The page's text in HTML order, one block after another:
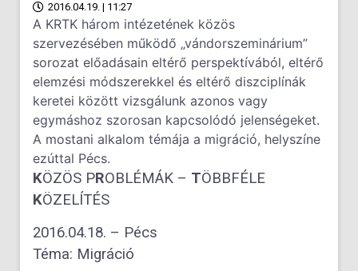
2016.04.19. | 11:27
A KRTK három intézetének közös
szervezésében működő „vándorszeminárium”
sorozat előadásain eltérő perspektívából, eltérő
elemzési módszerekkel és eltérő diszciplínák
keretei között vizsgálunk azonos vagy
egymáshoz szorosan kapcsolódó jelenségeket.
A mostani alkalom témája a migráció, helyszíne
ezúttal Pécs.
KÖZÖS PROBLÉMÁK – TÖBBFÉLE
KÖZELÍTÉS
2016.04.18. – Pécs
Téma: Migráció